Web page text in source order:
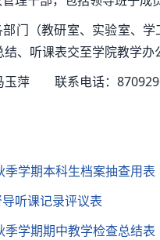
门（教研室、实验室、
、听课表交至学院教学办
玉萍 联系电话：
季学期本科生档案抽查用表
听课记录评议表
季学期期中教学检查总结表